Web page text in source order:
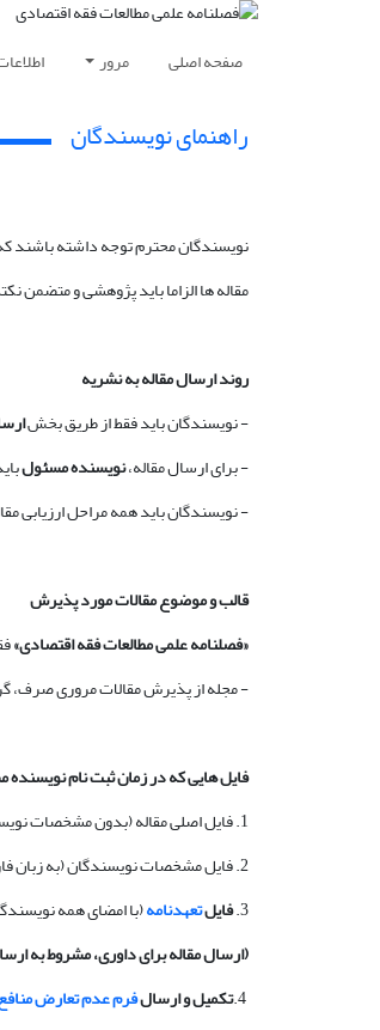
صفحه اصلی مرور
راهنمای نویسندگان
نویسندگان محترم توجه داشته باشند
مقاله ها الزاما باید پژوهشی و متضمن
روند ارسال مقاله به نشریه
- نویسندگان باید فقط از طریق بخش
- برای ارسال مقاله،نویسنده مسئول
- نویسندگان باید همه مراحل ارزیابی
قالب و موضوع مقالات مورد پذیرش
«فصلنامه علمی مطالعات فقه اقتصادی»
- مجله از پذیرش مقالات مروری صرف،
فایل هایی که در زمان ثبت نام
1. فایل اصلی مقاله (بدون مشخصات نویسندگان)
2. فایل مشخصات نویسندگان (به زبان فارسی و انگلیسی)
3. فایلتعهدنامه(با امضای همه
(ارسال مقاله برای داوری، مشروط به
تکمیل و ارسالفرم عدم تعارض